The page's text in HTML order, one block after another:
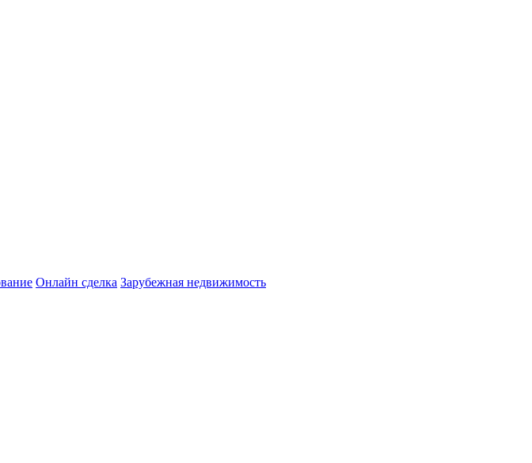
Онлайн сделка Зарубежная недвижимость